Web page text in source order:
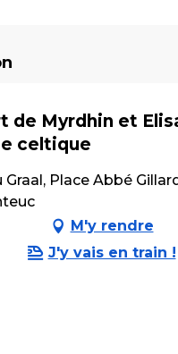
de Myrdhin et
celtique
Graal, Place Abbé
M'y rendre
J'y vais en train !